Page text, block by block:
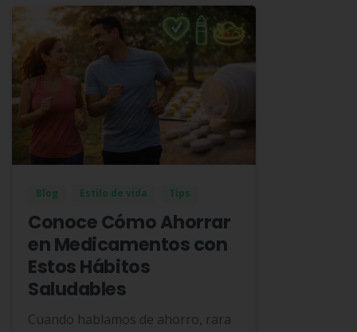
Blog Estilo de vida Tips
Conoce Cómo Ahorrar
en Medicamentos con
Estos Hábitos
Saludables
Cuando hablamos de ahorro, rara